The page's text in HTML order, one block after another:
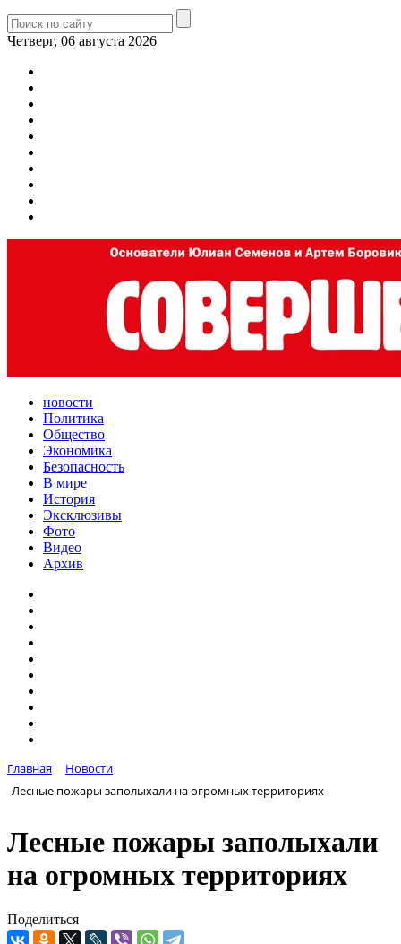
Четверг, 06 августа 2026
новости
Политика
Общество
Экономика
Безопасность
В мире
История
Эксклюзивы
Фото
Видео
Архив
Главная
Новости
Лесные пожары заполыхали на огромных территориях
Лесные пожары заполыхали
на огромных территориях
Поделиться